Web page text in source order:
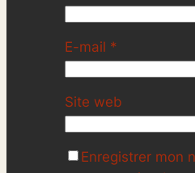
E-mail *
Site web
Enregistrer mon